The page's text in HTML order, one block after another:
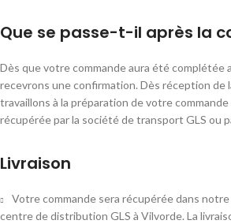
Que se passe-t-il après la
Dès que votre commande aura été complétée
recevrons une confirmation. Dès réception de
travaillons à la préparation de votre
récupérée par la société de transport GLS ou
Livraison
Votre commande sera récupérée dans
centre de distribution GLS à Vilvorde. La